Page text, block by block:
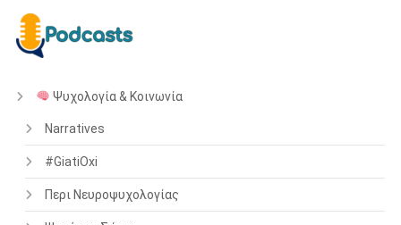
Ψυχολογία & Κοινωνία
Narratives
#GiatiOxi
Περι Νευροψυχολογίας